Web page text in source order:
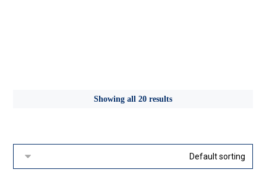
Showing all 20 results